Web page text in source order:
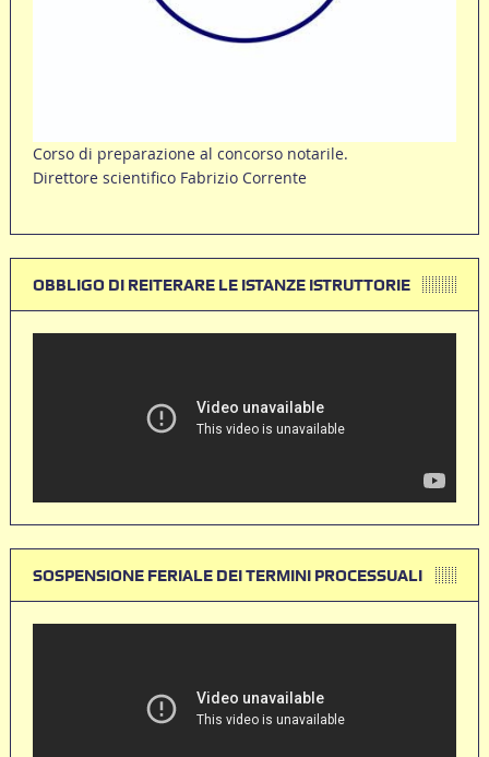
Corso di preparazione al concorso notarile.
Direttore scientifico Fabrizio Corrente
OBBLIGO DI REITERARE LE ISTANZE ISTRUTTORIE
SOSPENSIONE FERIALE DEI TERMINI PROCESSUALI